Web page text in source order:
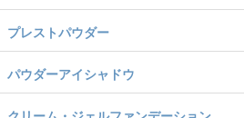
プレストパウダー
パウダーアイシャドウ